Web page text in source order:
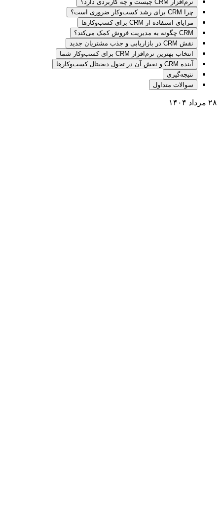
نرم‌افزار CRM چیست و چه کاربردی دارد؟
چرا CRM برای رشد کسب‌وکار ضروری است؟
مزایای استفاده از CRM برای کسب‌وکارها
CRM چگونه به مدیریت فروش کمک می‌کند؟
نقش CRM در بازاریابی و جذب مشتریان جدید
انتخاب بهترین نرم‌افزار CRM برای کسب‌وکار شما
آینده CRM و نقش آن در تحول دیجیتال کسب‌وکارها
نتیجه‌گیری
سوالات متداول
۲۸ مرداد ۱۴۰۴